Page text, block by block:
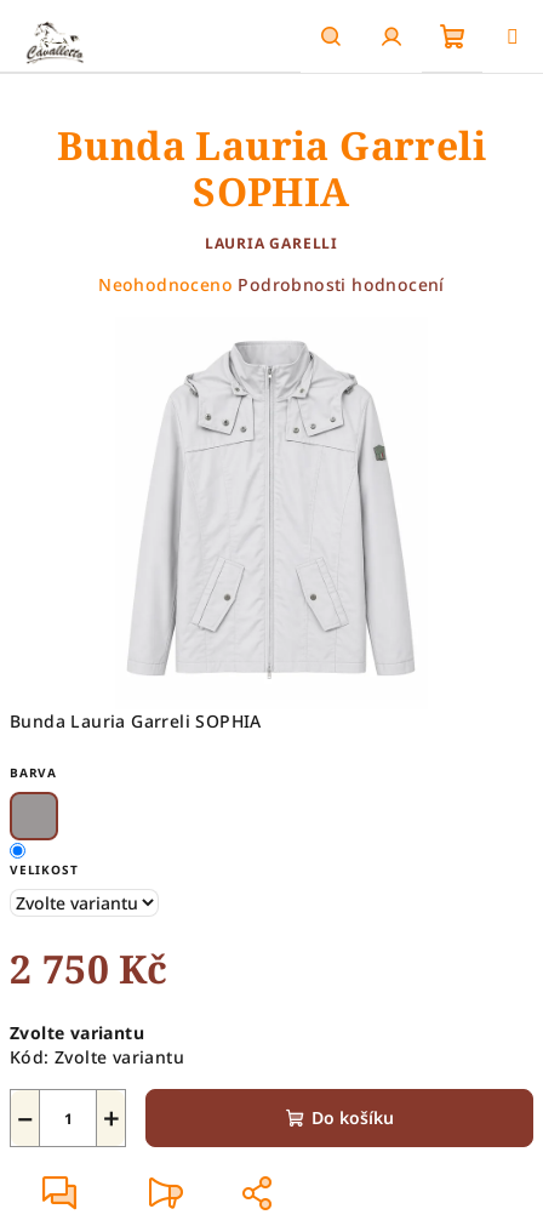
obsah
HledatPřihlášení
košík
Bunda Lauria Garreli SOPHIA
BARVA
VELIKOST
2 750 Kč
cena:
Zvolte variantu
Kód: Zvolte variantu
+
− Do košíku
Bunda Lauria Garreli
SOPHIA
LAURIA GARELLI
Průměrné
hvězdiček.
Neohodnoceno Podrobnosti hodnocení